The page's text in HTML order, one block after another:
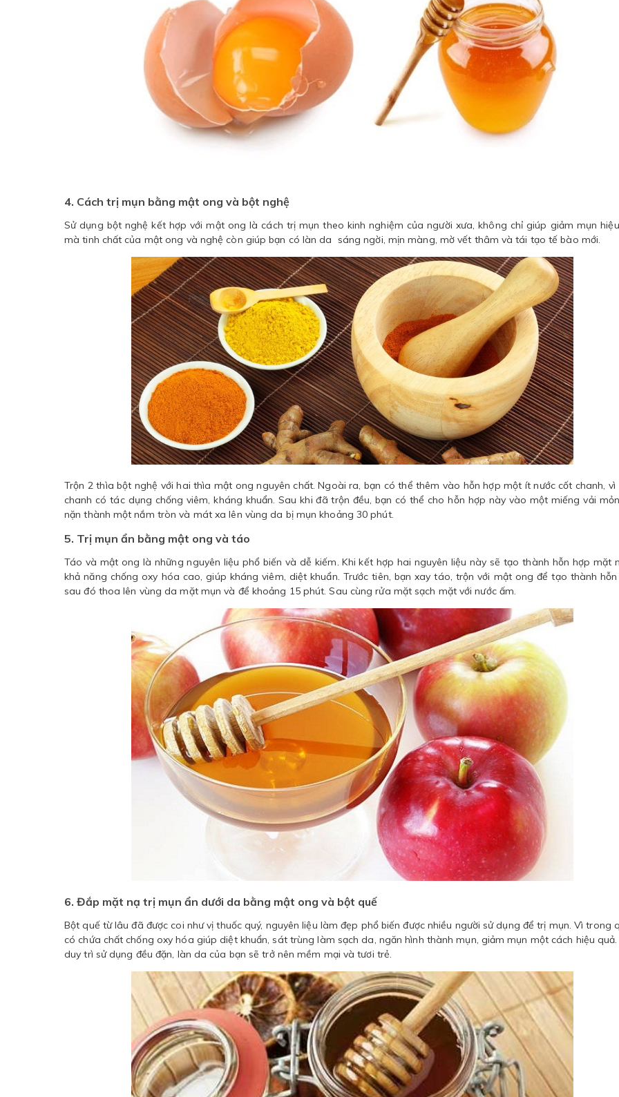
4. Cách trị mụn bằng mật ong và bột nghệ
Sử dụng bột nghệ kết hợp với mật ong là cách trị mụn theo kinh nghiệm của người xưa, không chỉ giúp giảm mụn
mà tinh chất của mật ong và nghệ còn giúp bạn có làn da sáng ngời, mịn màng, mờ vết thâm và tái tạo tế bào mới.
Trộn 2 thìa bột nghệ với hai thìa mật ong nguyên chất. Ngoài ra, bạn có thể thêm vào hỗn hợp một ít nước cốt chanh, vì
chanh có tác dụng chống viêm, kháng khuẩn. Sau khi đã trộn đều, bạn có thể cho hỗn hợp này vào một miếng vải
nặn thành một nắm tròn và mát xa lên vùng da bị mụn khoảng 30 phút.
5. Trị mụn ẩn bằng mật ong và táo
Táo và mật ong là những nguyên liệu phổ biến và dễ kiếm. Khi kết hợp hai nguyên liệu này sẽ tạo thành hỗn hợp mặt
khả năng chống oxy hóa cao, giúp kháng viêm, diệt khuẩn. Trước tiên, bạn xay táo, trộn với mật ong để tạo thành hỗn
sau đó thoa lên vùng da mặt mụn và để khoảng 15 phút. Sau cùng rửa mặt sạch mặt với nước ấm.
6. Đắp mặt nạ trị mụn ẩn dưới da bằng mật ong và bột quế
Bột quế từ lâu đã được coi như vị thuốc quý, nguyên liệu làm đẹp phổ biến được nhiều người sử dụng để trị mụn. Vì trong
có chứa chất chống oxy hóa giúp diệt khuẩn, sát trùng làm sạch da, ngăn hình thành mụn, giảm mụn một cách hiệu quả.
duy trì sử dụng đều đặn, làn da của bạn sẽ trở nên mềm mại và tươi trẻ.